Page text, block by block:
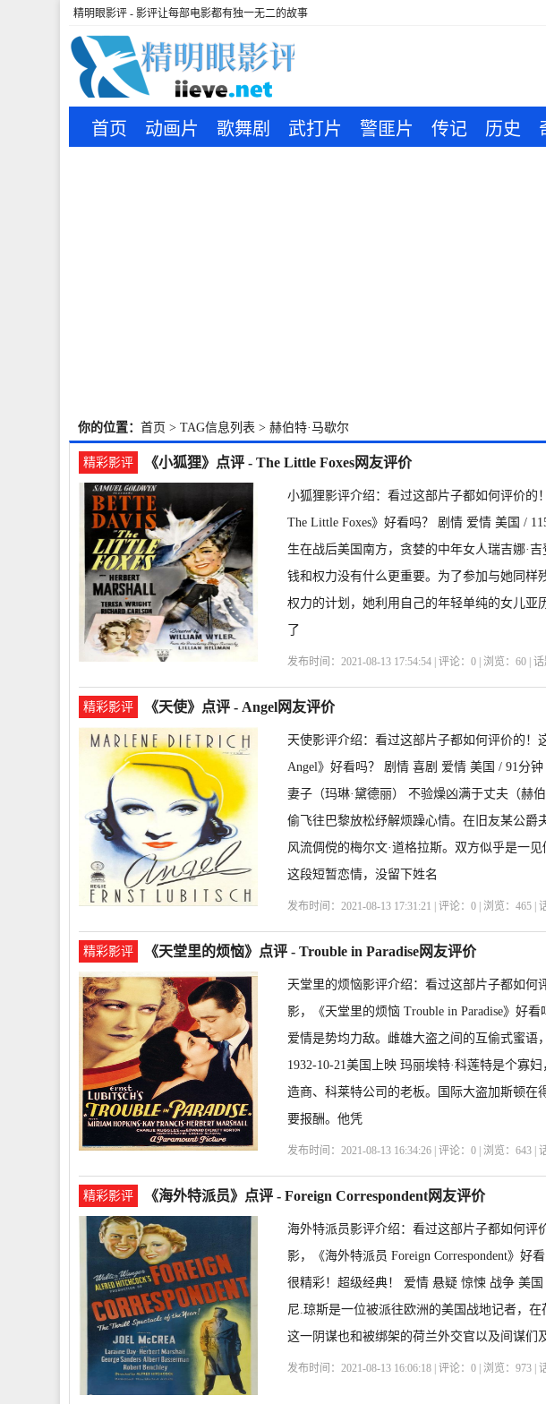
精明眼影评 - 影评让每部电影都有独一无二的故事
首页 动画片 歌舞剧 武打片 警匪片 传记 历史
你的位置： 首页 > TAG信息列表 > 赫伯特·马歇尔
精彩影评 《小狐狸》点评 - The Little Foxes网友评价
小狐狸影评介绍：看过这部片子都如何评价的
The Little Foxes》好看吗？ 剧情 爱情 美国 /
生在战后美国南方，贪婪的中年女人瑞吉娜·
钱和权力没有什么更重要。为了参加与她同样
权力的计划，她利用自己的年轻单纯的女儿亚
了
发布时间：2021-08-13 17:54:54 | 评论：0 | 浏览：60 |
特
赫伯特·马歇尔 威廉·惠勒 选座购票 剧情介绍
精彩影评 《天使》点评 - Angel网友评价
天使影评介绍：看过这部片子都如何评价的
Angel》好看吗？ 剧情 喜剧 爱情 美国 / 91分
妻子（玛琳·黛德丽） 不验燥凶满于丈夫（赫
偷飞往巴黎放松纾解烦躁心情。在旧友某公爵
风流倜傥的梅尔文·道格拉斯。双方似乎是一
这段短暂恋情，没留下姓名
发布时间：2021-08-13 17:31:21 | 评论：0 | 浏览：465 |
马歇尔
茂文·道格拉斯 恩斯特·刘别谦 选座购票
精彩影评 《天堂里的烦恼》点评 - Trouble in Paradise网友评价
天堂里的烦恼影评介绍：看过这部片子都如
影，《天堂里的烦恼 Trouble in Paradise》好
爱情是势均力敌。雌雄大盗之间的互偷式蜜
1932-10-21美国上映 玛丽埃特·科莲特是个寡
造商、科莱特公司的老板。国际大盗加斯顿
要报酬。他凭
发布时间：2021-08-13 16:34:26 | 评论：0 | 浏览：643 |
普金斯
凯·弗朗西斯 赫伯特·马歇尔 恩斯特·刘别谦
精彩影评 《海外特派员》点评 - Foreign Correspondent网友评价
海外特派员影评介绍：看过这部片子都如何
影，《海外特派员 Foreign Correspondent》好
很精彩！超级经典！ 爱情 悬疑 惊悚 战争 美
尼.琼斯是一位被派往欧洲的美国战地记者，
这一阴谋也和被绑架的荷兰外交官以及间谋们
发布时间：2021-08-13 16:06:18 | 评论：0 | 浏览：973 |